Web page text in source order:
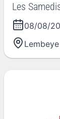
Les
08/08/
Lembeye